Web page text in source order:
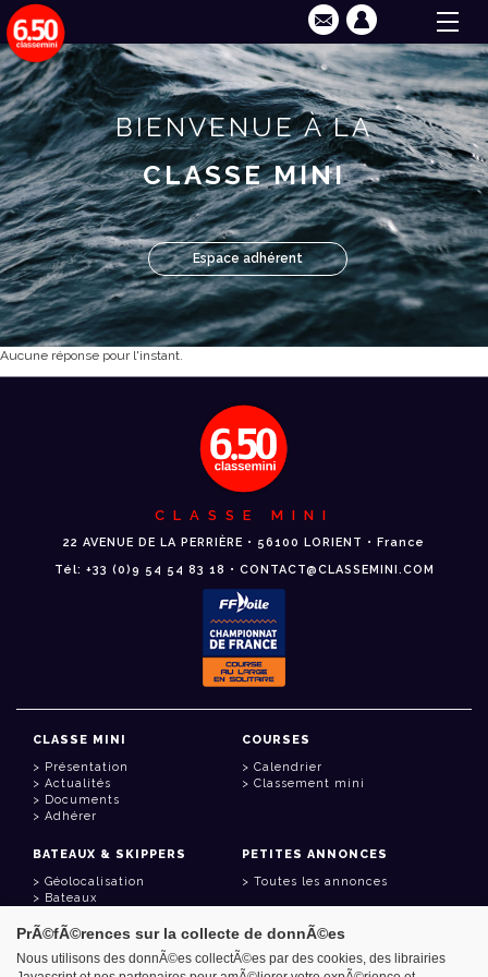
BIENVENUE À LA
CLASSE MINI
Espace adhérent
Aucune réponse pour l'instant.
CLASSE MINI
22 AVENUE DE LA PERRIÈRE • 56100 LORIENT • France
Tél: +33 (0)9 54 54 83 18 • CONTACT@CLASSEMINI.COM
CLASSE MINI
Présentation
Actualités
Documents
Adhérer
COURSES
Calendrier
Classement mini
BATEAUX & SKIPPERS
Géolocalisation
Bateaux
PETITES ANNONCES
Toutes les annonces
LIENS UTILES
PrÃ©fÃ©rences sur la collecte de donnÃ©es
Nous utilisons des donnÃ©es collectÃ©es par des cookies, des librairies